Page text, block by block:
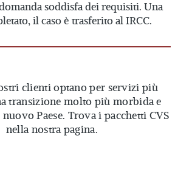
soddisfa dei requisiti. Una
il caso è trasferito al IRCC.
clienti optano per servizi più
transizione molto più morbida e
Paese. Trova i pacchetti CVS
nella nostra pagina.